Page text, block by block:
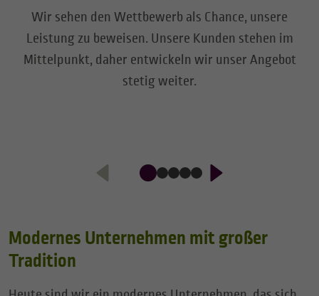
Wir sehen den Wettbewerb als Chance, unsere
Leistung zu beweisen. Unsere Kunden stehen im
Mittelpunkt, daher entwickeln wir unser Angebot
stetig weiter.
Modernes Unternehmen mit großer
Tradition